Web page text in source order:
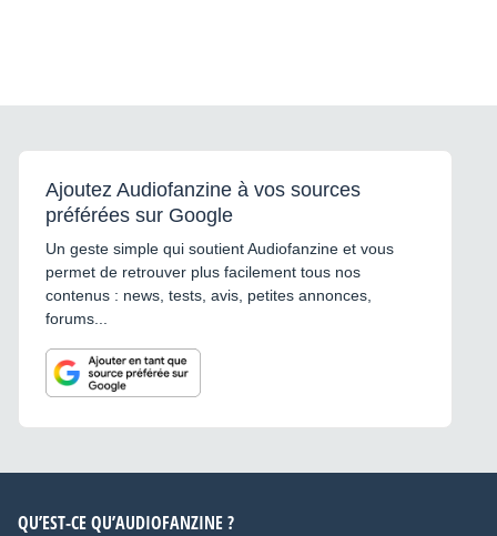
Ajoutez Audiofanzine à vos sources
préférées sur Google
Un geste simple qui soutient Audiofanzine et vous
permet de retrouver plus facilement tous nos
contenus : news, tests, avis, petites annonces,
forums...
QU’EST-CE QU’AUDIOFANZINE ?